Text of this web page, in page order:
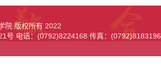
院 版权所有 2022
号 电话：(0792)8224168 传真：(0792)8183196